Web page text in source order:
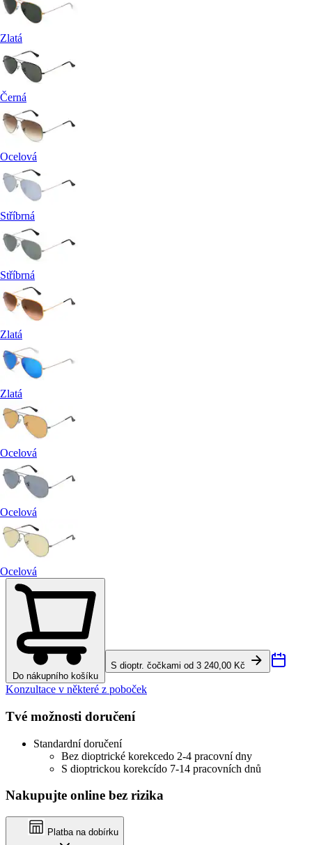
Zlatá
Černá
Ocelová
Stříbrná
Stříbrná
Zlatá
Zlatá
Ocelová
Ocelová
Ocelová
Do nákupního košíku
S dioptr. čočkami od 3 240,00 Kč
Konzultace v některé z poboček
Tvé možnosti doručení
Standardní doručení
Bez dioptrické korekcedo 2-4 pracovní dny
S dioptrickou korekcído 7-14 pracovních dnů
Nakupujte online bez rizika
Platba na dobírku